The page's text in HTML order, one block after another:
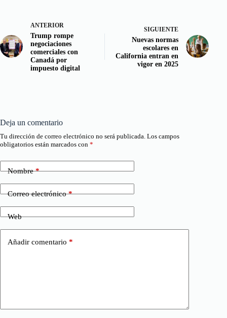
ANTERIOR
Trump rompe
negociaciones
comerciales con
Canadá por
impuesto digital
SIGUIENTE
Nuevas normas
escolares en
California entran en
vigor en 2025
Deja un comentario
Tu dirección de correo electrónico no será publicada. Los campos
obligatorios están marcados con *
Nombre*
Correo electrónico*
Web
Añadir comentario *